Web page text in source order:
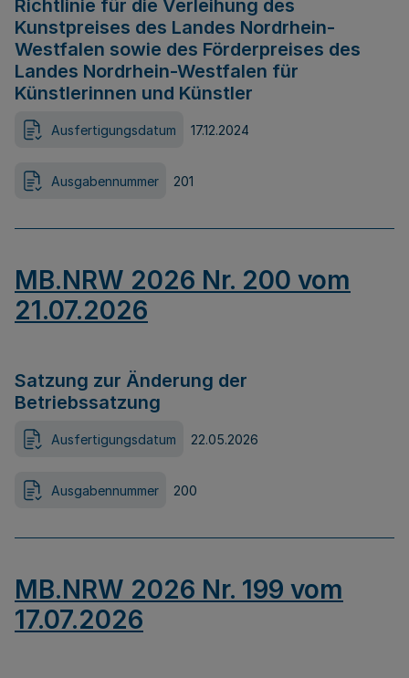
Richtlinie für die Verleihung des
Kunstpreises des Landes Nordrhein-
Westfalen sowie des Förderpreises des
Landes Nordrhein-Westfalen für
Künstlerinnen und Künstler
Ausfertigungsdatum 17.12.2024
Ausgabennummer 201
MB.NRW 2026 Nr. 200 vom
21.07.2026
Satzung zur Änderung der
Betriebssatzung
Ausfertigungsdatum 22.05.2026
Ausgabennummer 200
MB.NRW 2026 Nr. 199 vom
17.07.2026